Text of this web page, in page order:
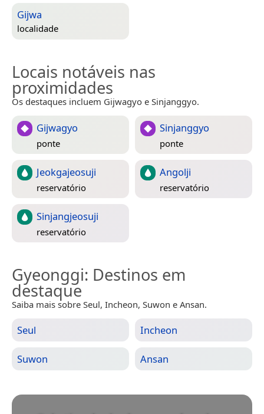
Gijwa
localidade
Locais notáveis nas
proximidades
Os destaques incluem Gijwagyo e Sinjanggyo.
Gijwagyo
ponte
Sinjanggyo
ponte
Jeokgajeosuji
reservatório
Angolji
reservatório
Sinjangjeosuji
reservatório
Gyeonggi: Destinos em
destaque
Saiba mais sobre Seul, Incheon, Suwon e Ansan.
Seul Incheon
Suwon Ansan